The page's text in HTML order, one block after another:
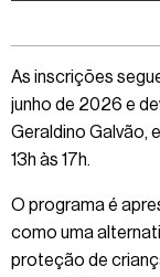
As inscrições
junho de 2026 e
Geraldino Galvão,
13h às 17h.
O programa é
como uma
proteção de